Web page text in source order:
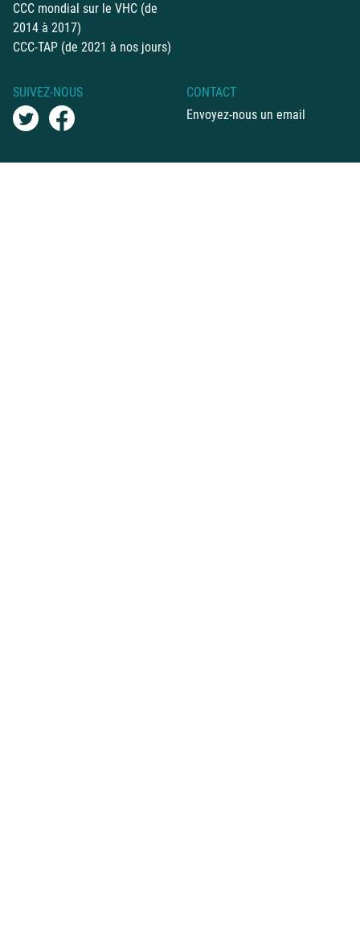
CCC mondial sur le VHC (de
2014 à 2017)
CCC-TAP (de 2021 à nos jours)
SUIVEZ-NOUS
CONTACT
Envoyez-nous un email